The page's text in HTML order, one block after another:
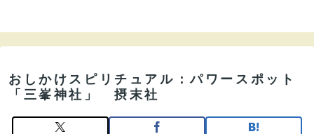
おしかけスピリチュアル：パワースポット
「三峯神社」 摂末社